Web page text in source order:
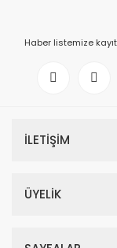
Haber listemize
İLETİŞİM
ÜYELİK